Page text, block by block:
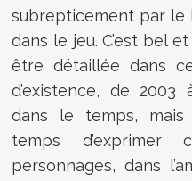
subrepticement par le
dans le jeu. C’est bel
être détaillée dans
d’existence, de
dans le temps,
temps
personnages, dans